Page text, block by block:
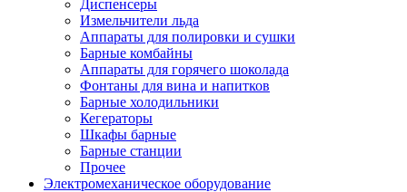
Диспенсеры
Измельчители льда
Аппараты для полировки и сушки
Барные комбайны
Аппараты для горячего шоколада
Фонтаны для вина и напитков
Барные холодильники
Кегераторы
Шкафы барные
Барные станции
Прочее
Электромеханическое оборудование